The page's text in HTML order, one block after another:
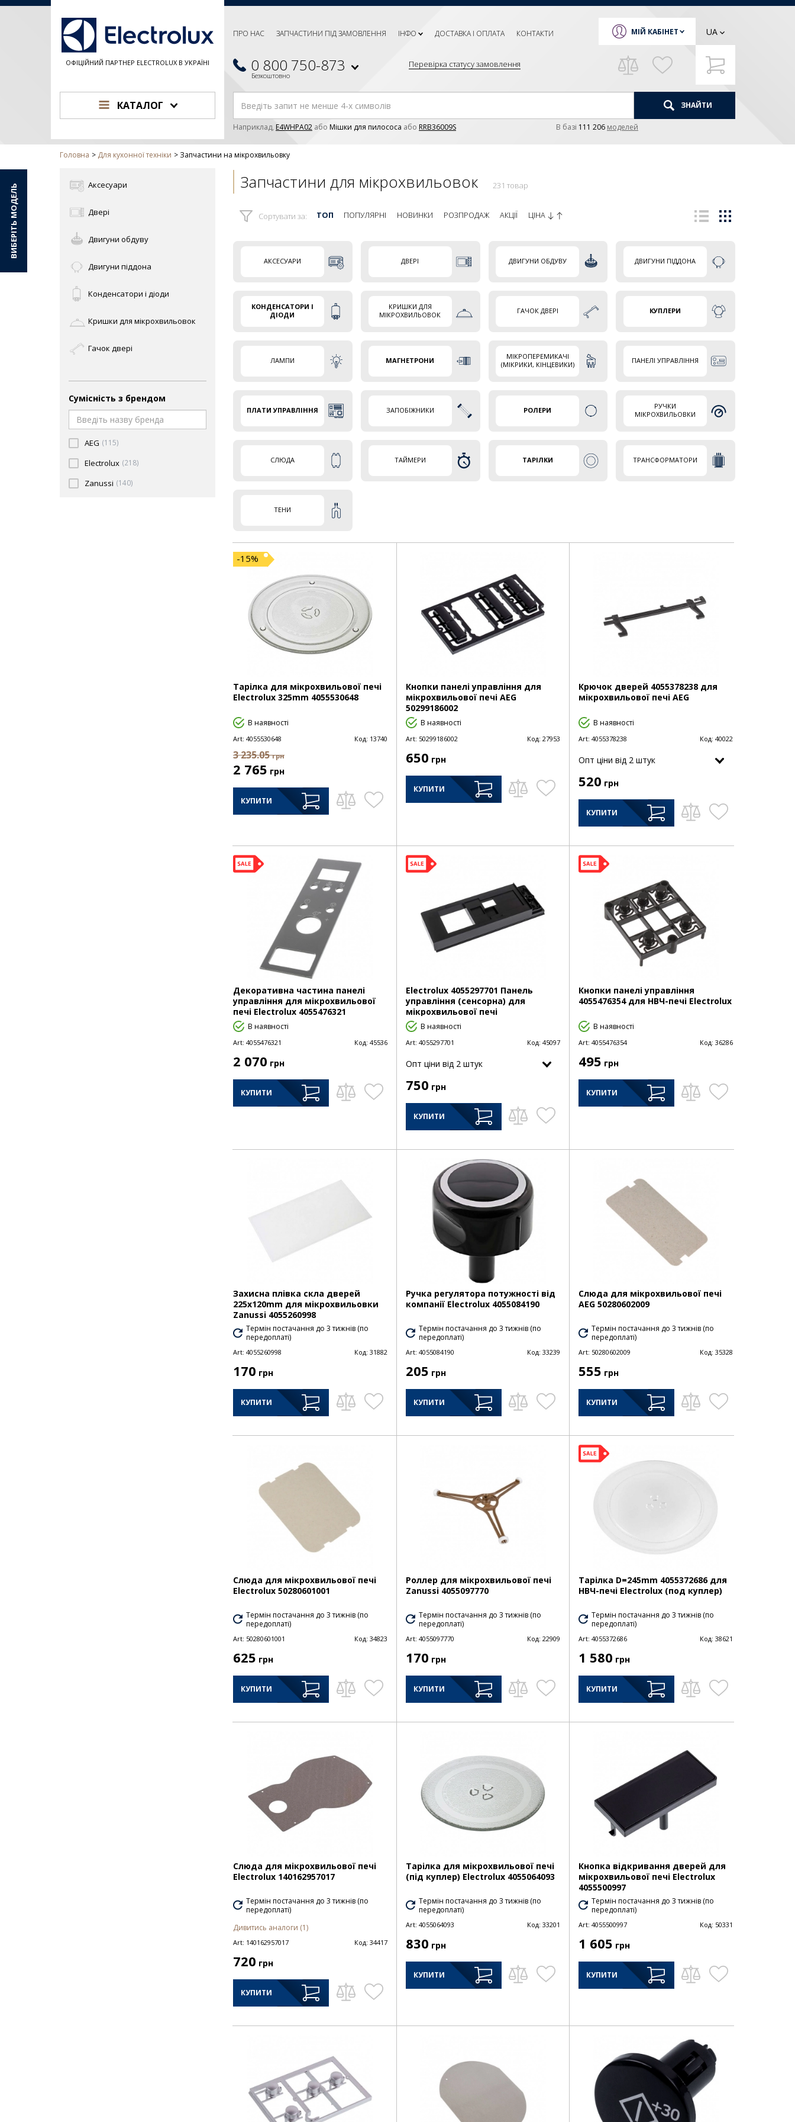
ОФІЦІЙНИЙ ПАРТНЕР ELECTROLUX В УКРАЇНІ
ПРО НАС ЗАПЧАСТИНИ ПІД ЗАМОВЛЕННЯ ІНФО ДОСТАВКА І ОПЛАТА КОНТАКТИ
0 800 750-873
Безкоштовно
Перевірка статусу замовлення
МІЙ КАБІНЕТ UA
КАТАЛОГ ЗНАЙТИ
Наприклад, E4WHPA02 або Мішки для пилососа або RRB36009S В базi 111 206 моделей
Головна Для кухонної техніки Запчастини на мікрохвильовку
Аксесуари
Двері
Двигуни обдуву
Двигуни піддона
Конденсатори і діоди
Кришки для мікрохвильовок
Гачок двері
Лампи
Магнетрони
кінцевики)
Панелі управління
Сумісність з брендом
AEG (115)
Electrolux (218)
Zanussi (140)
Запчастини для мікрохвильовок 231 товар
Сортувати за: ТОП ПОПУЛЯРНІ НОВИНКИ РОЗПРОДАЖ АКЦІЇ ЦІНА
АКСЕСУАРИ ДВЕРІ ДВИГУНИ ОБДУВУ ДВИГУНИ ПІДДОНА
КОНДЕНСАТОРИ І
ДІОДИ
КРИШКИ ДЛЯ
МІКРОХВИЛЬОВОК
ГАЧОК ДВЕРІ КУПЛЕРИ
ЛАМПИ МАГНЕТРОНИ
МІКРОПЕРЕМИКАЧІ
(МІКРИКИ, КІНЦЕВИКИ)
ПАНЕЛІ УПРАВЛІННЯ
ПЛАТИ УПРАВЛІННЯ ЗАПОБІЖНИКИ РОЛЕРИ
РУЧКИ
МІКРОХВИЛЬОВКИ
СЛЮДА ТАЙМЕРИ ТАРІЛКИ ТРАНСФОРМАТОРИ
ТЕНИ
Тарілка для мікрохвильової печі
Electrolux 325mm 4055530648
-15%
В наявності
Art: 4055530648 Код: 13740
3 235.05 грн
2 765 грн
КУПИТИ
Кнопки панелі управління для
мікрохвильової печі AEG
50299186002
В наявності
Art: 50299186002 Код: 27953
650 грн
КУПИТИ
Крючок дверей 4055378238 для
мікрохвильової печі AEG
В наявності
Art: 4055378238 Код: 40022
Опт цiни від 2 штук
520 грн
КУПИТИ
Декоративна частина панелі
управління для мікрохвильової
печі Electrolux 4055476321
В наявності
Art: 4055476321 Код: 45536
2 070 грн
КУПИТИ
Electrolux 4055297701 Панель
управління (сенсорна) для
мікрохвильової печі
В наявності
Art: 4055297701 Код: 45097
Опт цiни від 2 штук
750 грн
КУПИТИ
Кнопки панелі управління
4055476354 для НВЧ-печі Electrolux
В наявності
Art: 4055476354 Код: 36286
495 грн
КУПИТИ
Захисна плівка скла дверей
225x120mm для мікрохвильовки
Zanussi 4055260998
Термін постачання до 3 тижнів (по
передоплаті)
Art: 4055260998 Код: 31882
170 грн
КУПИТИ
Ручка регулятора потужності від
компанії Electrolux 4055084190
Термін постачання до 3 тижнів (по
передоплаті)
Art: 4055084190 Код: 33239
205 грн
КУПИТИ
Слюда для мікрохвильової печі
AEG 50280602009
Термін постачання до 3 тижнів (по
передоплаті)
Art: 50280602009 Код: 35328
555 грн
КУПИТИ
Слюда для мікрохвильової печі
Electrolux 50280601001
Термін постачання до 3 тижнів (по
передоплаті)
Art: 50280601001 Код: 34823
625 грн
КУПИТИ
Роллер для мікрохвильової печі
Zanussi 4055097770
Термін постачання до 3 тижнів (по
передоплаті)
Art: 4055097770 Код: 22909
170 грн
КУПИТИ
Тарілка D=245mm 4055372686 для
НВЧ-печі Electrolux (под куплер)
Термін постачання до 3 тижнів (по
передоплаті)
Art: 4055372686 Код: 38621
1 580 грн
КУПИТИ
Слюда для мікрохвильової печі
Electrolux 140162957017
Термін постачання до 3 тижнів (по
передоплаті)
Дивитись аналоги (1)
Art: 140162957017 Код: 34417
720 грн
КУПИТИ
Тарілка для мікрохвильової печі
(під куплер) Electrolux 4055064093
Термін постачання до 3 тижнів (по
передоплаті)
Art: 4055064093 Код: 33201
830 грн
КУПИТИ
Кнопка відкривання дверей для
мікрохвильової печі Electrolux
4055500997
Термін постачання до 3 тижнів (по
передоплаті)
Art: 4055500997 Код: 50331
1 605 грн
КУПИТИ
ВИБЕРІТЬ МОДЕЛЬ